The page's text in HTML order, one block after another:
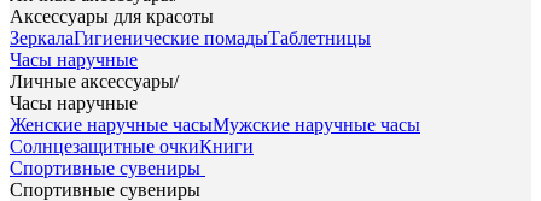
Аксессуары для красоты
ЗеркалаГигиенические помадыТаблетницы
Часы наручные
Личные аксессуары/
Часы наручные
Женские наручные часыМужские наручные часы
Солнцезащитные очкиКниги
Спортивные сувениры
Спортивные сувениры